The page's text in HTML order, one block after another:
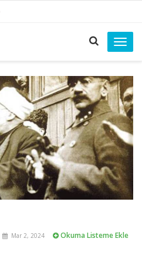
Mar 2, 2024 Okuma Listeme Ekle